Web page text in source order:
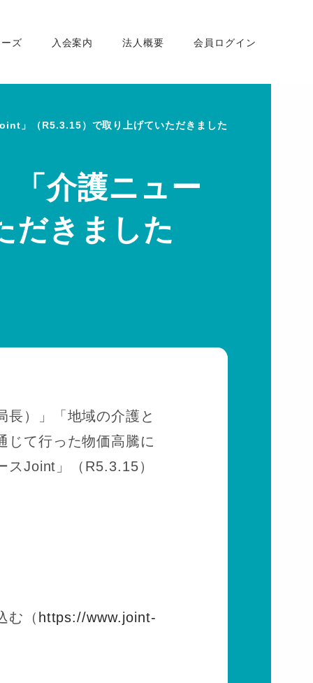
ズ 入会案内 法人概要 会員ログイン
」（R5.3.15）で取り上げていただきました
「介護ニュー
だきました
長）」「地域の介護と
じて行った物価高騰に
スJoint」（R5.3.15）
む（ https://www.joint-